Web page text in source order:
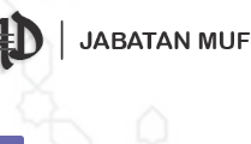
Toggle navigation